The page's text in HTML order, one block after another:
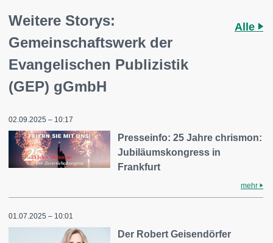
Weitere Storys:
Gemeinschaftswerk der
Evangelischen Publizistik
(GEP) gGmbH
Alle
02.09.2025 – 10:17
Presseinfo: 25 Jahre chrismon:
Jubiläumskongress in
Frankfurt
mehr
01.07.2025 – 10:01
Der Robert Geisendörfer